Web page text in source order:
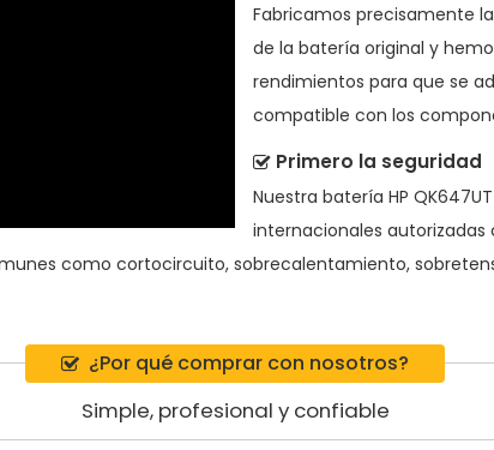
Fabricamos precisamente
de la batería original y
rendimientos para que se
compatible con los
Primero la seguridad
Nuestra batería HP
internacionales autorizadas
como cortocircuito, sobrecalentamiento,
¿Por qué comprar con nosotros?
Simple, profesional y confiable